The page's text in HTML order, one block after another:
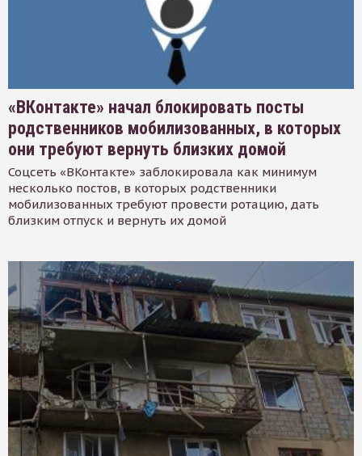
«ВКонтакте» начал блокировать посты
родственников мобилизованных, в которых
они требуют вернуть близких домой
Соцсеть «ВКонтакте» заблокировала как минимум
несколько постов, в которых родственники
мобилизованных требуют провести ротацию, дать
близким отпуск и вернуть их домой